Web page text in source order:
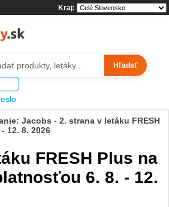
Kraj:
Hľadať
Jacobs - 2. strana v letáku FRESH
12. 8. 2026
FRESH Plus na
6. 8. - 12.